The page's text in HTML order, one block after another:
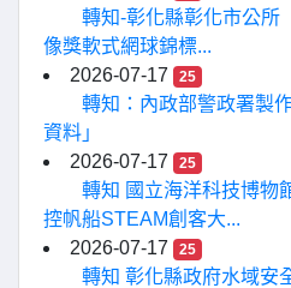
轉知-彰化縣彰化市公所
像獎軟式網球錦標...
2026-07-17
25
轉知：內政部警政署製
資料」
2026-07-17
25
轉知 國立海洋科技博物
控帆船STEAM創客大...
2026-07-17
25
轉知 彰化縣政府水域安